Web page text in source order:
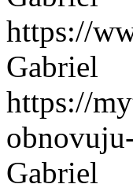
https://
Gabriel
https://
Gabriel